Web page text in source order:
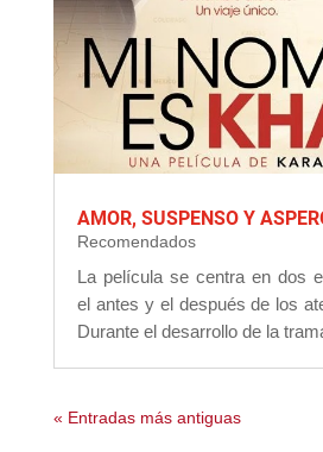
AMOR, SUSPENSO Y
Recomendados
La película se centra en dos
el antes y el después de los
Durante el desarrollo de la
« Entradas más antiguas